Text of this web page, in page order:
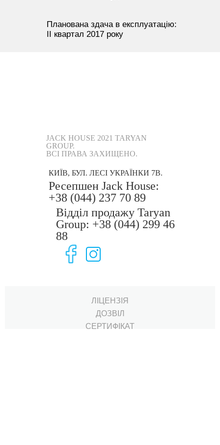
Планована здача в експлуатацію:
II квартал 2017 року
JACK HOUSE 2021 TARYAN
GROUP.
ВСІ ПРАВА ЗАХИЩЕНО.
КИЇВ, БУЛ. ЛЕСІ УКРАЇНКИ 7В.
Ресепшен Jack House:
+38 (044) 237 70 89
Відділ продажу Taryan
Group: +38 (044) 299 46
88
ЛІЦЕНЗІЯ
ДОЗВІЛ
СЕРТИФIКАТ